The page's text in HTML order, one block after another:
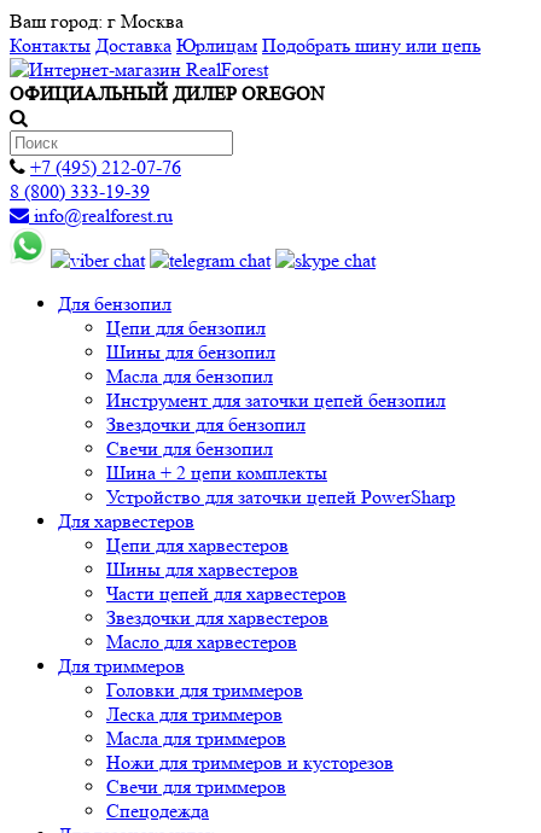
Ваш город: г Москва
Контакты Доставка Юрлицам Подобрать шину или цепь
ОФИЦИАЛЬНЫЙ ДИЛЕР OREGON
+7 (495) 212-07-76
8 (800) 333-19-39
info@realforest.ru
Для бензопил
Цепи для бензопил
Шины для бензопил
Масла для бензопил
Инструмент для заточки цепей бензопил
Звездочки для бензопил
Свечи для бензопил
Шина + 2 цепи комплекты
Устройство для заточки цепей PowerSharp
Для харвестеров
Цепи для харвестеров
Шины для харвестеров
Части цепей для харвестеров
Звездочки для харвестеров
Масло для харвестеров
Для триммеров
Головки для триммеров
Леска для триммеров
Масла для триммеров
Ножи для триммеров и кусторезов
Свечи для триммеров
Спецодежда